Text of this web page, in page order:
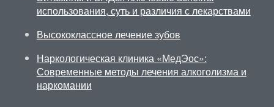
использования, суть и различия с лекарствами
Высококлассное лечение зубов
Наркологическая клиника «МедЭос»:
Современные методы лечения алкоголизма и
наркомании